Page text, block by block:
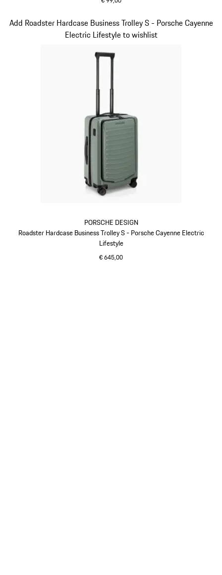
PORSCHE DESIGN
Roadster Hardcase Business Trolley S - Porsche Cayenne Electric
Lifestyle
€ 645,00
Add Roadster Hardcase Business Trolley S - Porsche Cayenne
Electric Lifestyle to wishlist
Slide 15 von 15